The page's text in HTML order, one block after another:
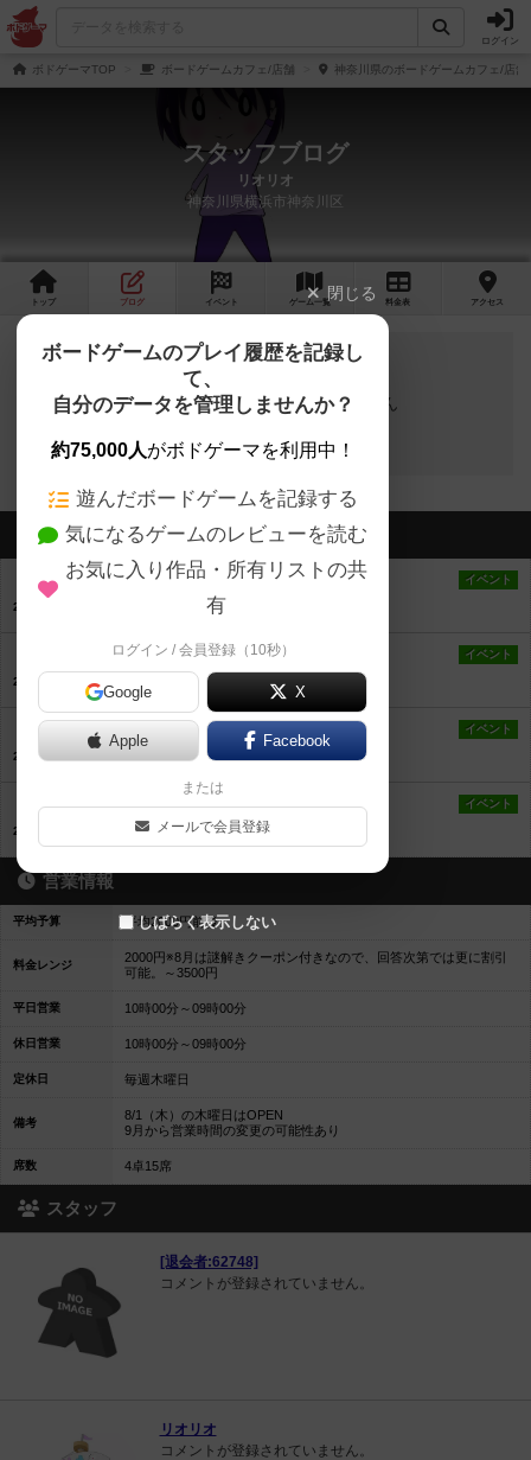
ログイン
ボドゲーマTOP ボードゲームカフェ/店舗 神奈川県のボードゲームカフェ/店舗
スタッフブログ
リオリオ
神奈川県横浜市神奈川区
トップ ブログ イベント ゲーム一覧 料金 表 アクセス
スタッフブログの投稿はありません
最新のお知らせ
イベント
【横浜】ボードゲームトーナメント会
2024年9月3日 20時35分の投稿
イベント
【横浜】長月ボードゲーム会‼️
2024年9月3日 20時32分の投稿
イベント
【横浜】長月ボードゲーム会‼️
2024年9月3日 20時21分の投稿
イベント
【横浜】長月ボードゲーム会
2024年9月3日 20時08分の投稿
営業情報
平均予算 平均2000円前後
料金レンジ
2000円※8月は謎解きクーポン付きなので、回答次第では更に割引
可能。～3500円
平日営業 10時00分～09時00分
休日営業 10時00分～09時00分
定休日 毎週木曜日
備考
8/1（木）の木曜日はOPEN
9月から営業時間の変更の可能性あり
席数 4卓15席
スタッフ
[退会者:62748]
コメントが登録されていません。
リオリオ
コメントが登録されていません。
閉じる
ボードゲームのプレイ履歴を記録し
て、
自分のデータを管理しませんか？
約75,000人がボドゲーマを利用中！
遊んだボードゲームを記録する
気になるゲームのレビューを読む
お気に入り作品・所有リストの共
有
ログイン / 会員登録（10秒）
Google X
Apple Facebook
または
メールで会員登録
しばらく表示しない